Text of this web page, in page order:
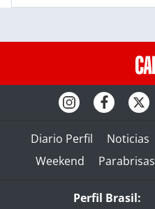
Diario Perfil Noticias
Weekend
Parabrisas
Perfil Brasil: